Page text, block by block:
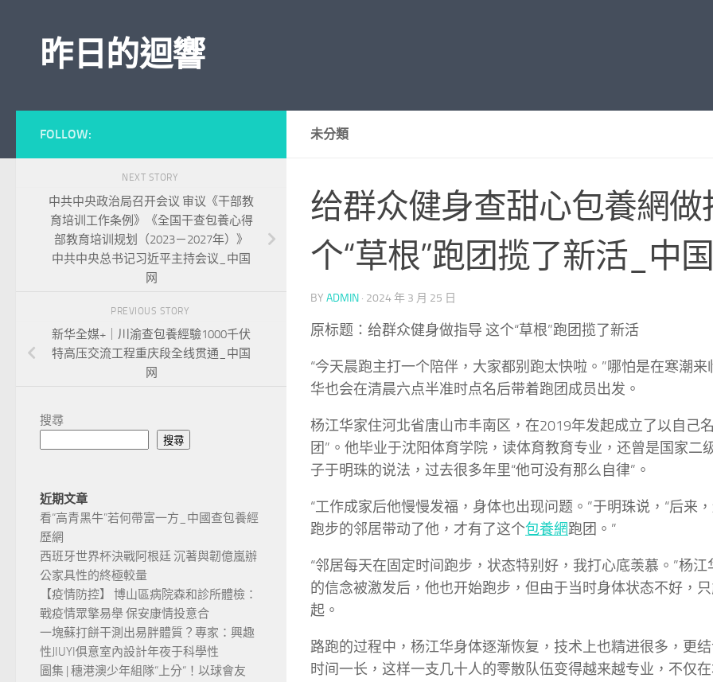
昨日的迴響
未分類
给群众健身查甜心包養網做
个“草根”跑团揽了新活_中
BY ADMIN · 2024 年 3 月 25 日
原标题：给群众健身做指导 这个“草根”跑团揽了新活
“今天晨跑主打一个陪伴，大家都别跑太快啦。”哪怕是在寒潮
华也会在清晨六点半准时点名后带着跑团成员出发。
杨江华家住河北省唐山市丰南区，在2019年发起成立了以自己
团”。他毕业于沈阳体育学院，读体育教育专业，还曾是国家二
子于明珠的说法，过去很多年里“他可没有那么自律”。
“工作成家后他慢慢发福，身体也出现问题。”于明珠说，“后来
跑步的邻居带动了他，才有了这个包養網跑团。”
“邻居每天在固定时间跑步，状态特别好，我打心底羡慕。”杨
的信念被激发后，他也开始跑步，但由于当时身体状态不好，
起。
路跑的过程中，杨江华身体逐渐恢复，技术上也精进很多，更结
时间一长，这样一支几十人的零散队伍变得越来越专业，不仅在
FOLLOW:
NEXT STORY
中共中央政治局召开会议 审议《干部教
育培训工作条例》《全国干查包養心得
部教育培训规划（2023－2027年）》
中共中央总书记习近平主持会议_中国
网
PREVIOUS STORY
新华全媒+｜川渝查包養經驗1000千伏
特高压交流工程重庆段全线贯通_中国
网
搜尋
搜尋
近期文章
看“高青黑牛”若何帶富一方_中國查包養經
歷網
西班牙世界杯決戰阿根廷 沉著與韌億嵐辦
公家具性的終極較量
【疫情防控】 博山區病院森和診所體檢：
戰疫情眾擎易舉 保安康情投意合
一塊蘇打餅干測出易胖體質？專家：興趣
性JIUYI俱意室內設計年夜于科學性
圖集 | 穗港澳少年組隊“上分“！以球會友